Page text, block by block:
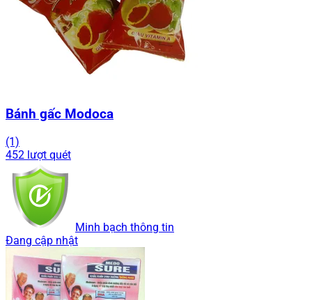
Bánh gấc Modoca
(1)
452 lượt quét
Minh bạch thông tin
Đang cập nhật